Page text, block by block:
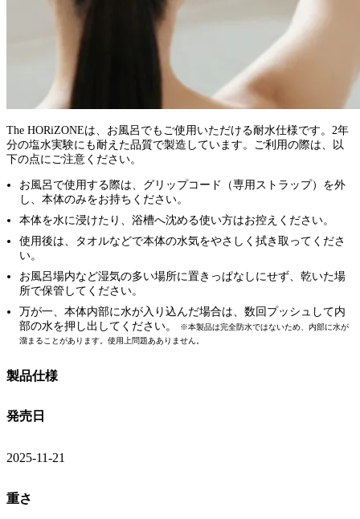
The HORiZONEは、お風呂でもご使用いただける耐水仕様です。2年
分の塩水実験にも耐えた品質で製造しています。ご利用の際は、以
下の点にご注意ください。
お風呂で使用する際は、グリップコード（専用ストラップ）を外
し、本体のみをお持ちください。
本体を水に浸けたり、浴槽へ沈める使い方はお控えください。
使用後は、タオルなどで本体の水気をやさしく拭き取ってくださ
い。
お風呂場内など湿気の多い場所に置きっぱなしにせず、乾いた場
所で保管してください。
万が一、本体内部に水が入り込んだ場合は、数回プッシュして内
部の水を押し出してください。
※本製品は完全防水ではないため、内部に水が
溜まることがあります。使用上問題あありません。
製品仕様
発売日
2025-11-21
重さ